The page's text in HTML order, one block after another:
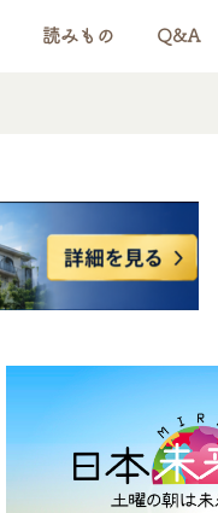
読みもの Q&A